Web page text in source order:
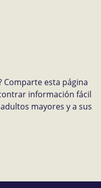
Comparte esta página
información fácil
mayores y a sus